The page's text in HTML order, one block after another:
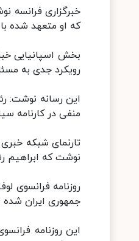
خبرگزاری فرانسه
که او متعهد شده
رویکرد جدی به
این رسانه نوشت:
منفی در کارنامه
نوشت که ابراهیم
جمهوری ایران